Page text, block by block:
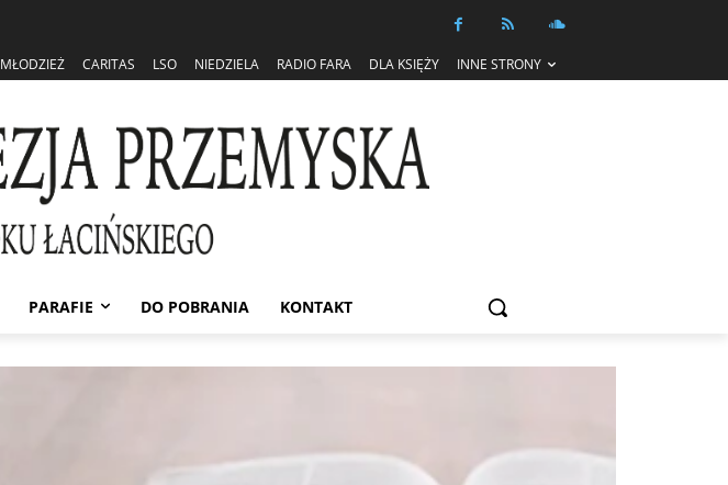
MŁODZIEŻ CARITAS LSO NIEDZIELA RADIO FARA DLA KSIĘŻY INNE STRONY
PARAFIE DO POBRANIA KONTAKT